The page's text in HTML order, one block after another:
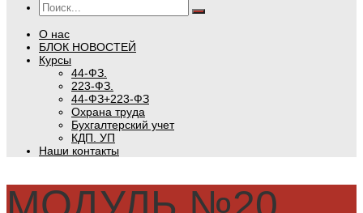
О нас
БЛОК НОВОСТЕЙ
Курсы
44-ФЗ.
223-ФЗ.
44-ФЗ+223-ФЗ
Охрана труда
Бухгалтерский учет
КДП. УП
Наши контакты